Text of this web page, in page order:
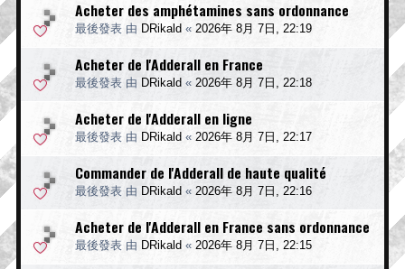
Acheter des amphétamines sans ordonnance
最後發表 由 DRikald « 2026年 8月 7日, 22:19
Acheter de l'Adderall en France
最後發表 由 DRikald « 2026年 8月 7日, 22:18
Acheter de l'Adderall en ligne
最後發表 由 DRikald « 2026年 8月 7日, 22:17
Commander de l'Adderall de haute qualité
最後發表 由 DRikald « 2026年 8月 7日, 22:16
Acheter de l'Adderall en France sans ordonnance
最後發表 由 DRikald « 2026年 8月 7日, 22:15